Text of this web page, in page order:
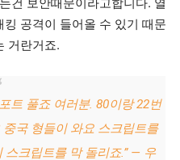
공격이 들어올 수 있기 때문
거란거죠.
트 풀죠 여러분. 80이랑 22번
국 형들이 와요 스크립트를
스크립트를 막 돌리죠.” — 우